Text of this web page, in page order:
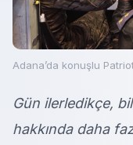
Adana’da konuşlu
Gün ilerledikçe,
hakkında daha